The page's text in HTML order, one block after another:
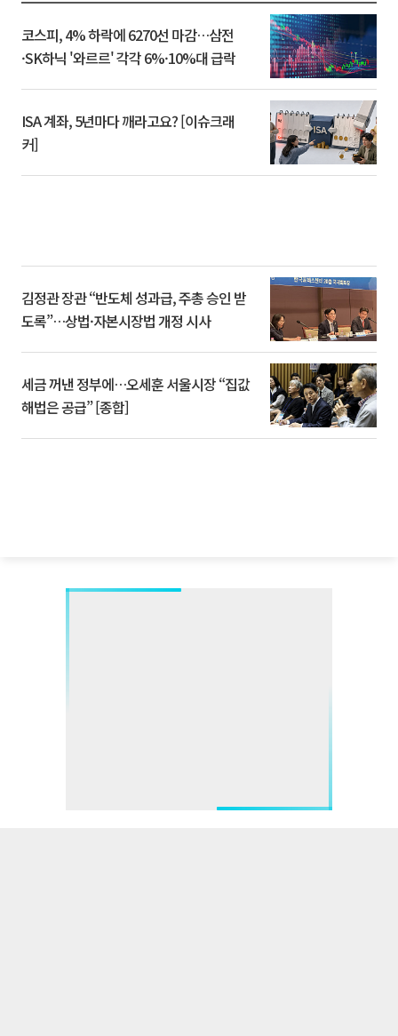
코스피, 4% 하락에 6270선 마감…삼전
·SK하닉 '와르르' 각각 6%·10%대 급락
ISA 계좌, 5년마다 깨라고요? [이슈크래
커]
김정관 장관 “반도체 성과급, 주총 승인 받
도록”…상법·자본시장법 개정 시사
세금 꺼낸 정부에…오세훈 서울시장 “집값
해법은 공급” [종합]